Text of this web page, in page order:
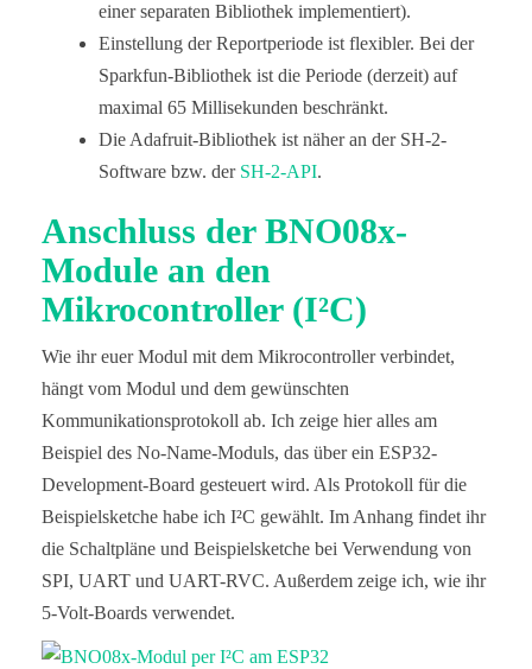
einer separaten Bibliothek implementiert).
Einstellung der Reportperiode ist flexibler. Bei der
Sparkfun-Bibliothek ist die Periode (derzeit) auf
maximal 65 Millisekunden beschränkt.
Die Adafruit-Bibliothek ist näher an der SH-2-
Software bzw. der SH-2-API.
Anschluss der BNO08x-
Module an den
Mikrocontroller (I²C)
Wie ihr euer Modul mit dem Mikrocontroller verbindet,
hängt vom Modul und dem gewünschten
Kommunikationsprotokoll ab. Ich zeige hier alles am
Beispiel des No-Name-Moduls, das über ein ESP32-
Development-Board gesteuert wird. Als Protokoll für die
Beispielsketche habe ich I²C gewählt. Im Anhang findet ihr
die Schaltpläne und Beispielsketche bei Verwendung von
SPI, UART und UART-RVC. Außerdem zeige ich, wie ihr
5-Volt-Boards verwendet.